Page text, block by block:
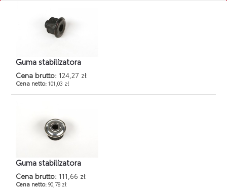
Guma stabilizatora
Cena brutto: 124,27 zł
Cena netto:101,03 zł
Guma stabilizatora
Cena brutto: 111,66 zł
Cena netto:90,78 zł